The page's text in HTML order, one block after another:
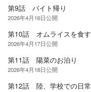
第9話 バイト帰り
2026年4月16日公開
第10話 オムライスを食す
2026年4月17日公開
第11話 陽菜のお泊り
2026年4月18日公開
第12話 陸、学校での日常